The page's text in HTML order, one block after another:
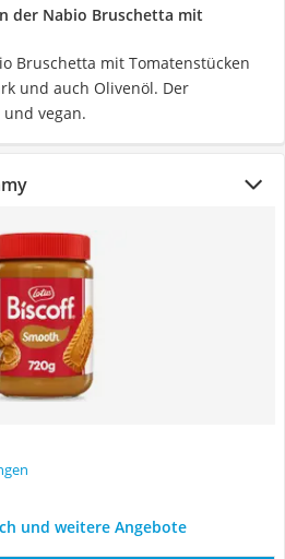
der Nabio Bruschetta mit
Bruschetta mit Tomatenstücken
und auch Olivenöl. Der
vegan.
und weitere Angebote